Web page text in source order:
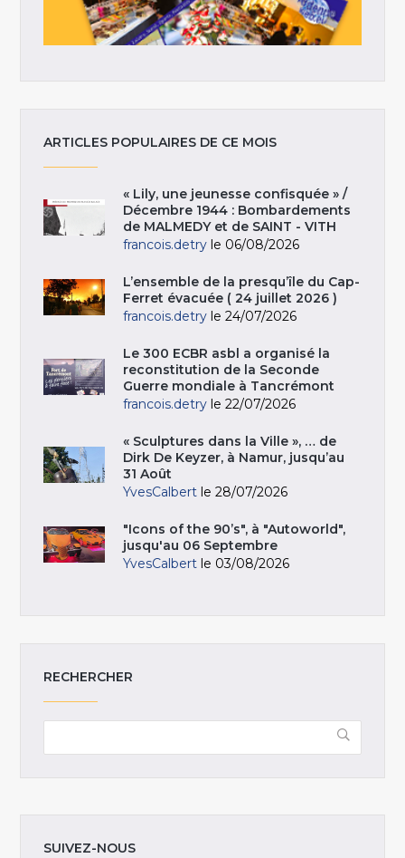
ARTICLES POPULAIRES DE CE MOIS
« Lily, une jeunesse confisquée » /
Décembre 1944 : Bombardements
de MALMEDY et de SAINT - VITH
francois.detry le 06/08/2026
L’ensemble de la presqu’île du Cap-
Ferret évacuée ( 24 juillet 2026 )
francois.detry le 24/07/2026
Le 300 ECBR asbl a organisé la
reconstitution de la Seconde
Guerre mondiale à Tancrémont
francois.detry le 22/07/2026
« Sculptures dans la Ville », … de
Dirk De Keyzer, à Namur, jusqu’au
31 Août
YvesCalbert le 28/07/2026
"Icons of the 90’s", à "Autoworld",
jusqu'au 06 Septembre
YvesCalbert le 03/08/2026
RECHERCHER
SUIVEZ-NOUS